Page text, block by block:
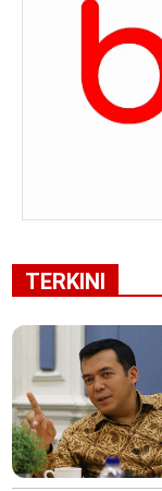
TERKINI